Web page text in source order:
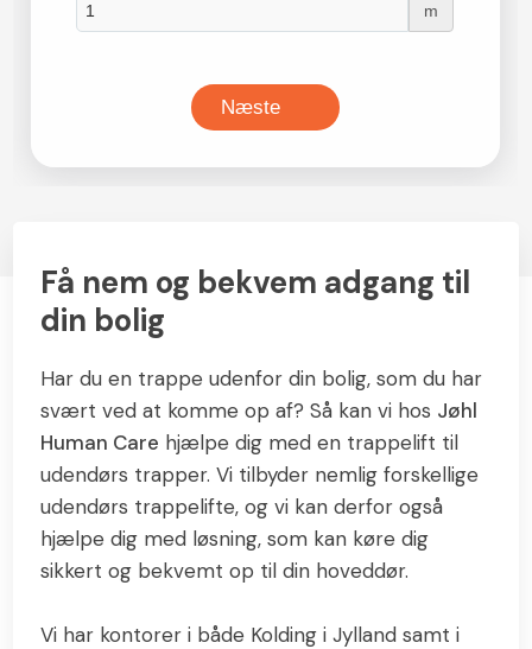
Få nem og bekvem adgang til
din bolig
Har du en trappe udenfor din bolig, som du har
svært ved at komme op af? Så kan vi hos Jøhl
Human Care hjælpe dig med en trappelift til
udendørs trapper. Vi tilbyder nemlig forskellige
udendørs trappelifte, og vi kan derfor også
hjælpe dig med løsning, som kan køre dig
sikkert og bekvemt op til din hoveddør.
Vi har kontorer i både Kolding i Jylland samt i